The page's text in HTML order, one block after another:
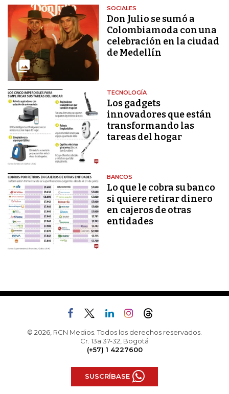
SOCIALES
Don Julio se sumó a
Colombiamoda con una
celebración en la ciudad
de Medellín
TECNOLOGÍA
Los gadgets
innovadores que están
transformando las
tareas del hogar
BANCOS
Lo que le cobra su banco
si quiere retirar dinero
en cajeros de otras
entidades
© 2026, RCN Medios. Todos los derechos reservados.
Cr. 13a 37-32, Bogotá
(+57) 1 4227600
SUSCRÍBASE